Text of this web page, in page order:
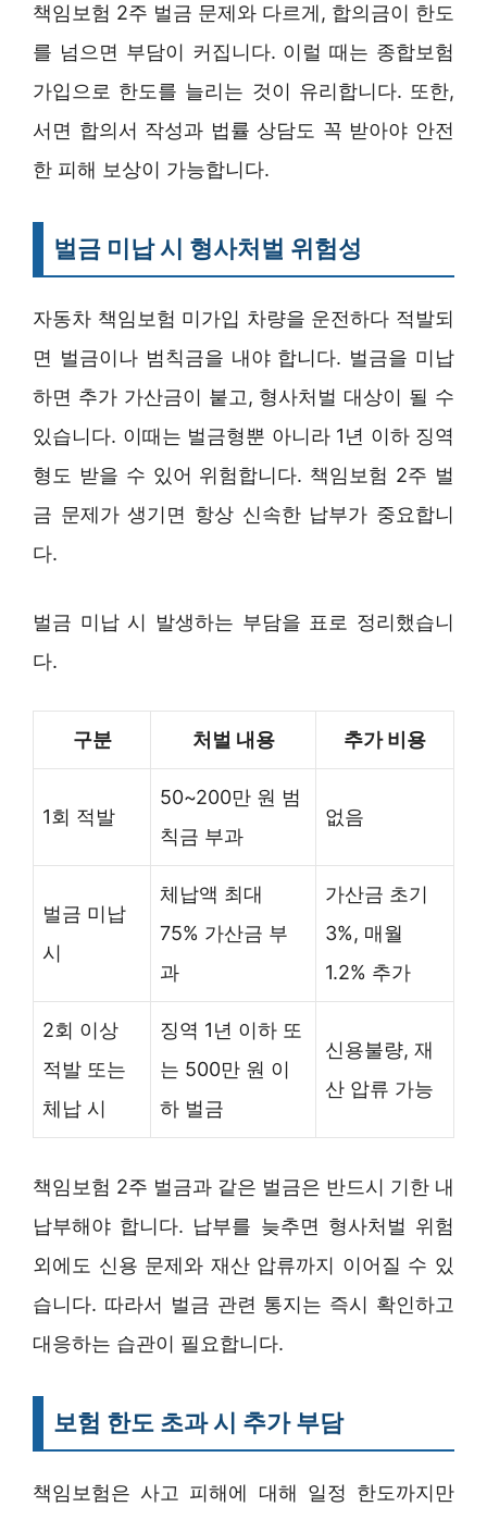
책임보험 2주 벌금 문제와 다르게, 합의금이 한도
를 넘으면 부담이 커집니다. 이럴 때는 종합보험
가입으로 한도를 늘리는 것이 유리합니다. 또한,
서면 합의서 작성과 법률 상담도 꼭 받아야 안전
한 피해 보상이 가능합니다.
벌금 미납 시 형사처벌 위험성
자동차 책임보험 미가입 차량을 운전하다 적발되
면 벌금이나 범칙금을 내야 합니다. 벌금을 미납
하면 추가 가산금이 붙고, 형사처벌 대상이 될 수
있습니다. 이때는 벌금형뿐 아니라 1년 이하 징역
형도 받을 수 있어 위험합니다. 책임보험 2주 벌
금 문제가 생기면 항상 신속한 납부가 중요합니
다.
벌금 미납 시 발생하는 부담을 표로 정리했습니
다.
구분 처벌 내용 추가 비용
1회 적발
50~200만 원 범
칙금 부과
없음
벌금 미납
시
체납액 최대
75% 가산금 부
과
가산금 초기
3%, 매월
1.2% 추가
2회 이상
적발 또는
체납 시
징역 1년 이하 또
는 500만 원 이
하 벌금
신용불량, 재
산 압류 가능
책임보험 2주 벌금과 같은 벌금은 반드시 기한 내
납부해야 합니다. 납부를 늦추면 형사처벌 위험
외에도 신용 문제와 재산 압류까지 이어질 수 있
습니다. 따라서 벌금 관련 통지는 즉시 확인하고
대응하는 습관이 필요합니다.
보험 한도 초과 시 추가 부담
책임보험은 사고 피해에 대해 일정 한도까지만